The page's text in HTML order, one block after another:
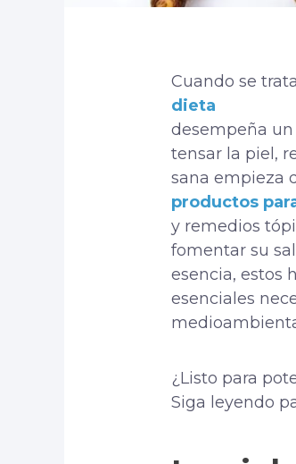
Cuando se
dieta
desempeña
tensar la piel,
sana empieza
productos
y remedios
fomentar su
esencia, estos
esenciales
¿Listo para
Siga leyendo